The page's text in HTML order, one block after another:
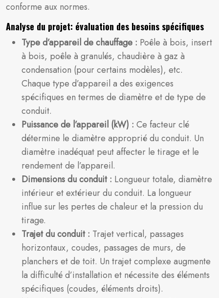
conforme aux normes.
Analyse du projet: évaluation des besoins spécifiques
Type d’appareil de chauffage : Poêle à bois, insert
à bois, poêle à granulés, chaudière à gaz à
condensation (pour certains modèles), etc.
Chaque type d’appareil a des exigences
spécifiques en termes de diamètre et de type de
conduit.
Puissance de l’appareil (kW) : Ce facteur clé
détermine le diamètre approprié du conduit. Un
diamètre inadéquat peut affecter le tirage et le
rendement de l’appareil.
Dimensions du conduit : Longueur totale, diamètre
intérieur et extérieur du conduit. La longueur
influe sur les pertes de chaleur et la pression du
tirage.
Trajet du conduit : Trajet vertical, passages
horizontaux, coudes, passages de murs, de
planchers et de toit. Un trajet complexe augmente
la difficulté d’installation et nécessite des éléments
spécifiques (coudes, éléments droits).